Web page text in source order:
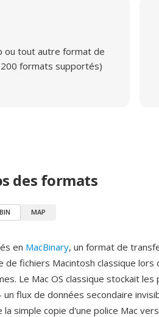
ou tout autre format de
formats supportés)
des formats
BIN MAP
en MacBinary, un format de
fichiers Macintosh classique lors
Le Mac OS classique stockait les
flux de données secondaire
simple copie d'une police Mac vers